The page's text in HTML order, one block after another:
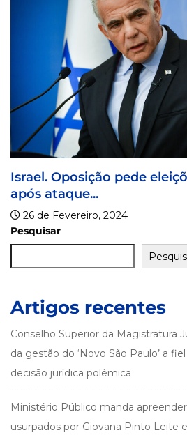
antecipadas
Pesquisar
Artigos recentes
Conselho Superior da Magistratura
da gestão do ‘Novo São Paulo’ a
decisão jurídica polémica
Ministério Público manda
usurpados por Giovana Pinto Leite